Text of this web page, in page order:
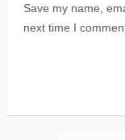
Save my name,
next time I